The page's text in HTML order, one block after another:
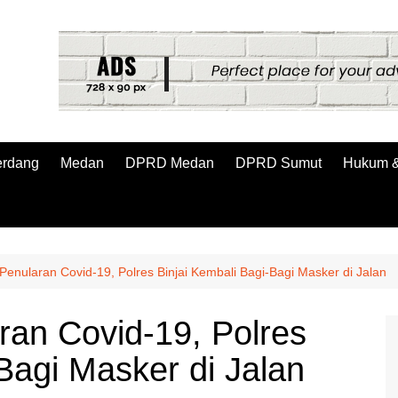
Medan DPRD Medan DPRD Sumut Hukum
Covid-19, Polres Binjai Kembali Bagi-Bagi Masker di Jalan
Covid-19, Polres
Masker di Jalan